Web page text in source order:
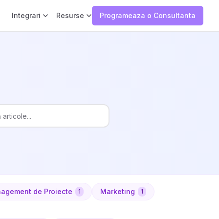
Integrari Resurse Programeaza o Consultanta
de Proiecte 1 Marketing 1